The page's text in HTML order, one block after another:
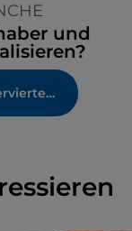
und
Greifen Sie jetzt auf Ihren reservierten Bereich zu